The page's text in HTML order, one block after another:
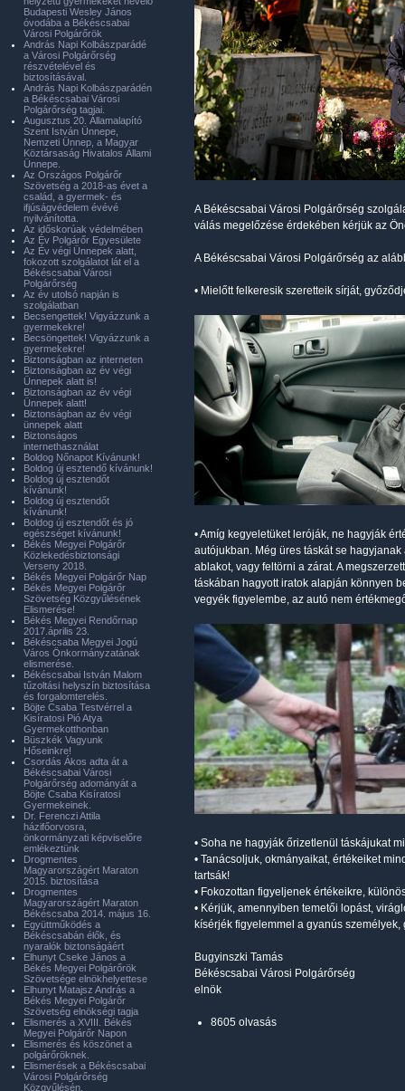
A Békéscsabai Városi Polgárőrség
válás megelőzése érdekében kérjük az
A Békéscsabai Városi Polgárőrség az
• Mielőtt felkeresik szeretteik sírját,
• Amíg kegyeletüket leróják, ne hagyják
autójukban. Még üres táskát se
ablakot, vagy feltörni a zárat. A
táskában hagyott iratok alapján könnyen
vegyék figyelembe, az autó nem
• Soha ne hagyják őrizetlenül táskájukat
• Tanácsoljuk, okmányaikat, értékeiket
tartsák!
• Fokozottan figyeljenek értékeikre,
• Kérjük, amennyiben temetői lopást,
kísérjék figyelemmel a gyanús
Bugyinszki Tamás
Békéscsabai Városi Polgárőrség
elnök
8605 olvasás
Budapesti Wesley János
óvodába a Békéscsabai
Városi Polgárőrök
András Napi Kolbászparádé
a Városi Polgárőrség
részvételével és
biztosításával.
András Napi Kolbászparádén
a Békéscsabai Városi
Polgárőrség tagjai.
Augusztus 20. Államalapító
Szent István Ünnepe,
Nemzeti Ünnep, a Magyar
Köztársaság Hivatalos Állami
Ünnepe.
Az Országos Polgárőr
Szövetség a 2018-as évet a
család, a gyermek- és
ifjúságvédelem évévé
nyilvánította.
Az időskorúak védelmében
Az Év Polgárőr Egyesülete
Az Év végi Ünnepek alatt,
fokozott szolgálatot lát el a
Békéscsabai Városi
Polgárőrség
Az év utolsó napján is
szolgálatban
Becsengettek! Vigyázzunk a
gyermekekre!
Becsöngettek! Vigyázzunk a
gyermekekre!
Biztonságban az interneten
Biztonságban az év végi
Ünnepek alatt is!
Biztonságban az év végi
Ünnepek alatt!
Biztonságban az év végi
ünnepek alatt
Biztonságos
internethasználat
Boldog Nőnapot Kívánunk!
Boldog új esztendő kívánunk!
Boldog új esztendőt
kívánunk!
Boldog új esztendőt
kívánunk!
Boldog új esztendőt és jó
egészséget kívánunk!
Békés Megyei Polgárőr
Közlekedésbiztonsági
Verseny 2018.
Békés Megyei Polgárőr Nap
Békés Megyei Polgárőr
Szövetség Közgyűlésének
Elismerése!
Békés Megyei Rendőrnap
2017.április 23.
Békéscsaba Megyei Jogú
Város Önkormányzatának
elismerése.
Békéscsabai István Malom
tűzoltási helyszín biztosítása
és forgalomterelés.
Böjte Csaba Testvérrel a
Kisíratosi Pió Atya
Gyermekotthonban
Büszkék Vagyunk
Hőseinkre!
Csordás Ákos adta át a
Békéscsabai Városi
Polgárőrség adományát a
Böjte Csaba Kisíratosi
Gyermekeinek.
Dr. Ferenczi Attila
házifőorvosra,
önkormányzati képviselőre
emlékeztünk
Drogmentes
Magyarországért Maraton
2015. biztosítása
Drogmentes
Magyarországért Maraton
Békéscsaba 2014. május 16.
Együttműködés a
Békéscsabán élők, és
nyaralók biztonságáért
Elhunyt Cseke János a
Békés Megyei Polgárőrök
Szövetsége elnökhelyettese
Elhunyt Matajsz András a
Békés Megyei Polgárőr
Szövetség elnökségi tagja
Elismerés a XVIII. Békés
Megyei Polgárőr Napon
Elismerés és köszönet a
polgárőröknek.
Elismerések a Békéscsabai
Városi Polgárőrség
Közgyűlésén.